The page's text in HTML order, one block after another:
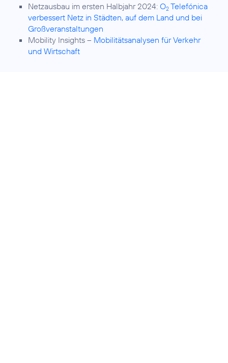
Netzausbau im ersten Halbjahr 2024: O2 Telefónica
verbessert Netz in Städten, auf dem Land und bei
Großveranstaltungen
Mobility Insights – Mobilitätsanalysen für Verkehr
und Wirtschaft